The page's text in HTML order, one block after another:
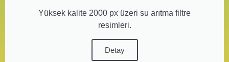
Yüksek kalite 2000 px üzeri su arıtma filtre
resimleri.
Detay